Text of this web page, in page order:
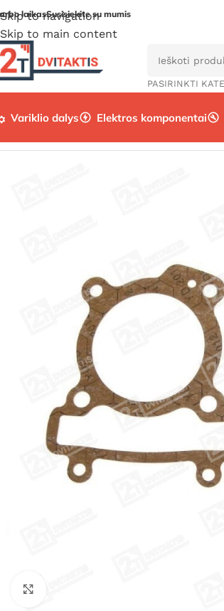
Skip to navigation
Skip to main content
laikasSusisiekite su mumis
Variklio dalys Elektros komponentai